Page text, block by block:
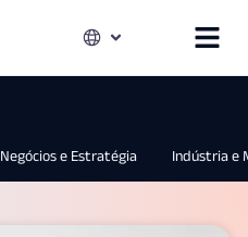
Negócios e Estratégia Indústria e